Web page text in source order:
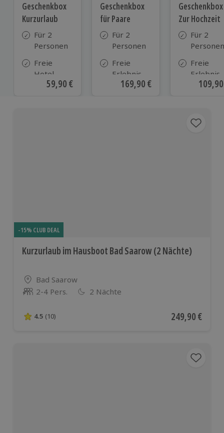
Geschenkbox
Kurzurlaub
Für 2
Personen
Freie
Hotel-
Auswahl
Aktueller Preis
59,90 €
Geschenkbox
für Paare
Für 2
Personen
Freie
Erlebnis-
Auswahl
Aktueller Preis
169,90 €
Geschenkbox
Zur Hochzeit
Für 2
Personen
Freie
Erlebnis-
Auswahl
-15% CLUB DEAL
Kurzurlaub im Hausboot Bad Saarow (2 Nächte)
Standort
Bad Saarow
Anzahl der Teilnehmer
2-4 Pers. 2 Nächte
4.5 von 5 Sternen basierend auf 10 Bewertungen
4.5 (10) Aktueller Preis
249,90 €